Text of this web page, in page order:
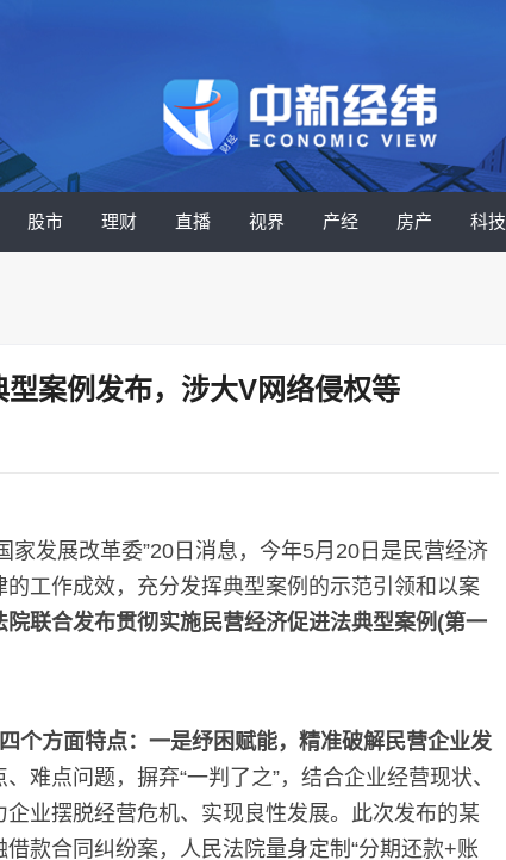
股市 理财 直播 视界 产经 房产 科技
案例发布，涉大V网络侵权等
发展改革委”20日消息，今年5月20日是民营经济
工作成效，充分发挥典型案例的示范引领和以案
院联合发布贯彻实施民营经济促进法典型案例(第一
个方面特点：一是纾困赋能，精准破解民营企业发
难点问题，摒弃“一判了之”，结合企业经营现状、
业摆脱经营危机、实现良性发展。此次发布的某
款合同纠纷案，人民法院量身定制“分期还款+账